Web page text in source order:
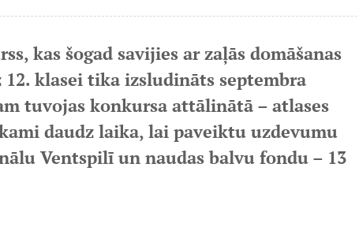
kas šogad savijies ar zaļās domāšanas
klasei tika izsludināts septembra
tuvojas konkursa attālinātā – atlases
daudz laika, lai paveiktu uzdevumu
Ventspilī un naudas balvu fondu – 13